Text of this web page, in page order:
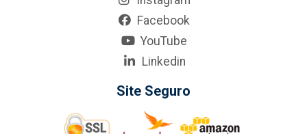
Facebook
YouTube
Linkedin
Site Seguro